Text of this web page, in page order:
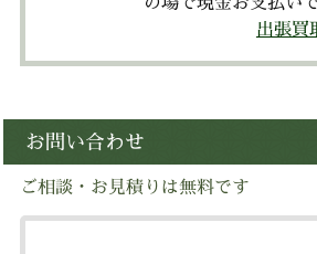
出張買
お問い合わせ
ご相談・お見積りは無料です